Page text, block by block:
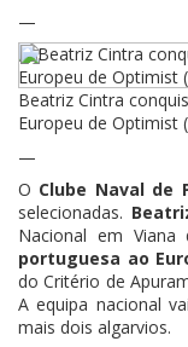
—
Beatriz Cintra
Europeu de Optimist
—
O Clube Naval de
selecionadas.
Nacional em Viana
portuguesa ao
do Critério de
A equipa nacional
mais dois algarvios.